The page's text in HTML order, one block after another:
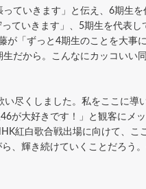
ていきます」と伝え、6期生を
ていきます」、5期生を代表し
「ずっと4期生のことを大事
だから。こんなにカッコいい
尽くしました。私をここに導
が大好きです！」と観客にメ
紅白歌合戦出場に向けて、こ
、輝き続けていくことだろう。